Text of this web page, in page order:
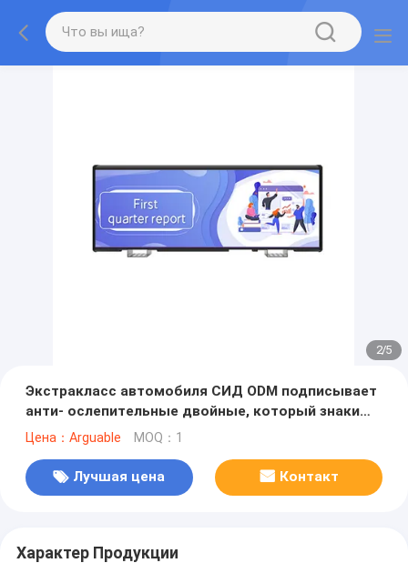
2/5
Экстракласс автомобиля СИД ODM подписывает
анти- ослепительные двойные, который знаки
рекламы крыши встали на сторону автомобиля
Цена：Arguable MOQ：1
Лучшая цена Контакт
Характер Продукции